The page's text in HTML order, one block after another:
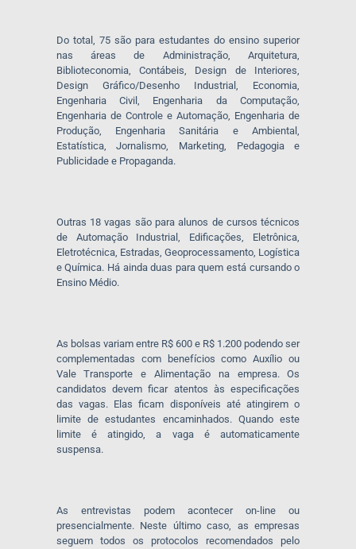
Do total, 75 são para estudantes do ensino superior
nas áreas de Administração, Arquitetura,
Biblioteconomia, Contábeis, Design de Interiores,
Design Gráfico/Desenho Industrial, Economia,
Engenharia Civil, Engenharia da Computação,
Engenharia de Controle e Automação, Engenharia de
Produção, Engenharia Sanitária e Ambiental,
Estatística, Jornalismo, Marketing, Pedagogia e
Publicidade e Propaganda.
Outras 18 vagas são para alunos de cursos técnicos
de Automação Industrial, Edificações, Eletrônica,
Eletrotécnica, Estradas, Geoprocessamento, Logística
e Química. Há ainda duas para quem está cursando o
Ensino Médio.
As bolsas variam entre R$ 600 e R$ 1.200 podendo ser
complementadas com benefícios como Auxílio ou
Vale Transporte e Alimentação na empresa. Os
candidatos devem ficar atentos às especificações
das vagas. Elas ficam disponíveis até atingirem o
limite de estudantes encaminhados. Quando este
limite é atingido, a vaga é automaticamente
suspensa.
As entrevistas podem acontecer on-line ou
presencialmente. Neste último caso, as empresas
seguem todos os protocolos recomendados pelo